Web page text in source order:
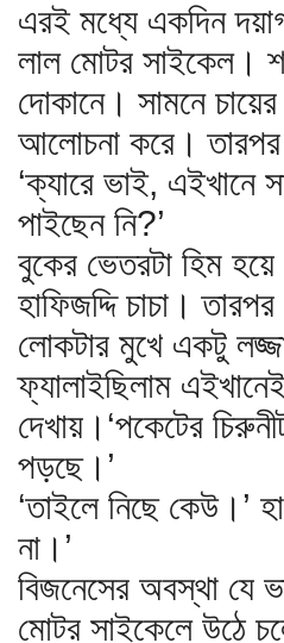
এরই মধ্যে একদিন
লাল মোটর
দোকানে। সামনে
আলোচনা করে। তারপর
‘ক্যারে ভাই, এইখানে
পাইছেন নি?’
বুকের ভেতরটা হিম
হাফিজদ্দি চাচা।
লোকটার মুখে একটু
ফ্যালাইছিলাম
দেখায়।‘পকেটের
পড়ছে।’
‘তাইলে নিছে কেউ।’
না।’
বিজনেসের অবস্থা যে
মোটর সাইকেলে উঠে